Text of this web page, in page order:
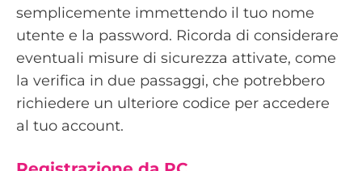
semplicemente immettendo il tuo nome
utente e la password. Ricorda di considerare
eventuali misure di sicurezza attivate, come
la verifica in due passaggi, che potrebbero
richiedere un ulteriore codice per accedere
al tuo account.